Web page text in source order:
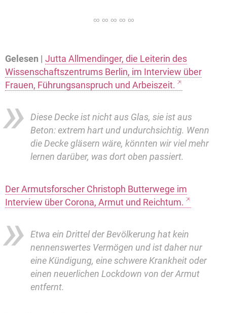
Gelesen | Jutta Allmendinger, die Leiterin des
Wissenschaftszentrums Berlin, im Interview über
Frauen, Führungsanspruch und Arbeiszeit.
Diese Decke ist nicht aus Glas, sie ist aus
Beton: extrem hart und undurchsichtig. Wenn
die Decke gläsern wäre, könnten wir viel mehr
lernen darüber, was dort oben passiert.
Der Armutsforscher Christoph Butterwege im
Interview über Corona, Armut und Reichtum.
Etwa ein Drittel der Bevölkerung hat kein
nennenswertes Vermögen und ist daher nur
eine Kündigung, eine schwere Krankheit oder
einen neuerlichen Lockdown von der Armut
entfernt.